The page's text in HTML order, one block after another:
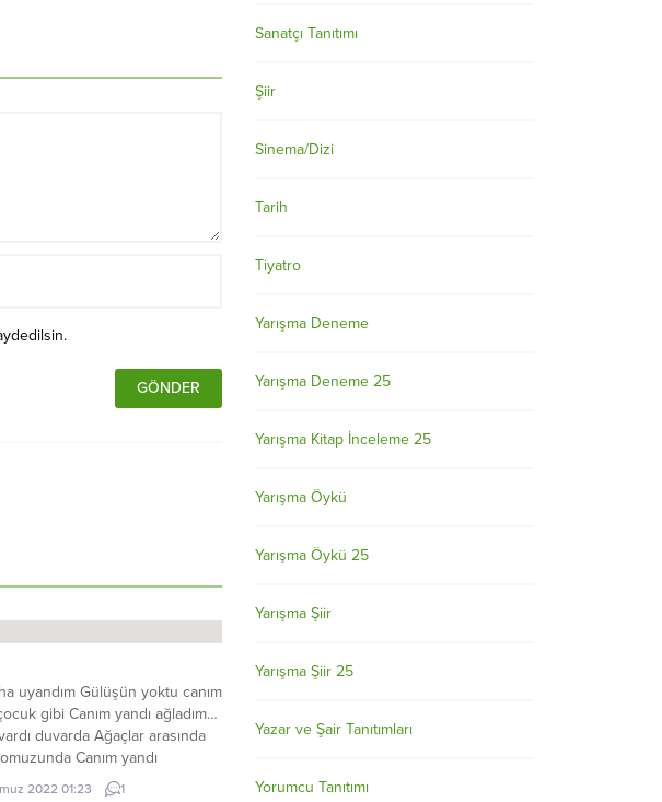
uyandım Gülüşün yoktu canım
gibi Canım yandı ağladım…
duvarda Ağaçlar arasında
Canım yandı
aradığım Yastığına
2022 01:23 1
Sanatçı Tanıtımı
Şiir
Sinema/Dizi
Tarih
Tiyatro
Yarışma Deneme
Yarışma Deneme 25
Yarışma Kitap İnceleme 25
Yarışma Öykü
Yarışma Öykü 25
Yarışma Şiir
Yarışma Şiir 25
Yazar ve Şair Tanıtımları
Yorumcu Tanıtımı